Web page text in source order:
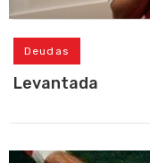
Deudas
Levantada